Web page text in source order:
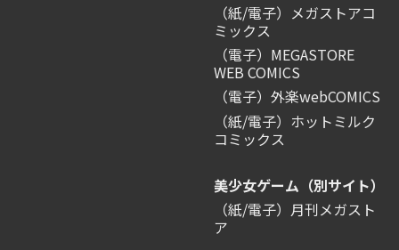
（紙/電子）メガストアコ
ミックス
（電子）MEGASTORE
WEB COMICS
（電子）外楽webCOMICS
（紙/電子）ホットミルク
コミックス
美少女ゲーム（別サイト）
（紙/電子）月刊メガスト
ア